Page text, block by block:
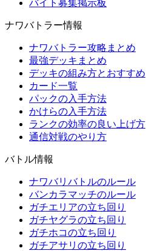
バイト募集掲示板
ナワバトラー情報
ナワバトラー攻略まとめ
最強デッキまとめ
デッキの組み方とおすすめ
カード一覧
パックの入手方法
かけらの入手方法
ランクの効率の良い上げ方
通信対戦のやり方
バトル情報
ナワバリバトルのルール
バンカラマッチのルール
ガチエリアの立ち回り
ガチヤグラの立ち回り
ガチホコの立ち回り
ガチアサリの立ち回り